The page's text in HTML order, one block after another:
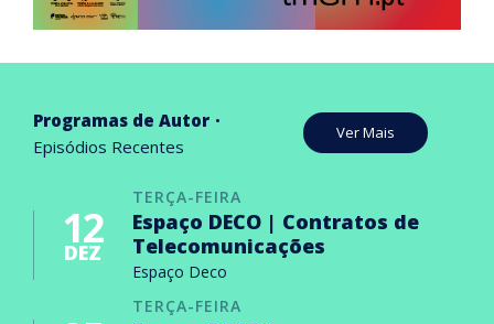
Programas de Autor
Episódios Recentes
Ver Mais
TERÇA-FEIRA
12
DEZ
Espaço DECO | Contratos de
Telecomunicações
Espaço Deco
TERÇA-FEIRA